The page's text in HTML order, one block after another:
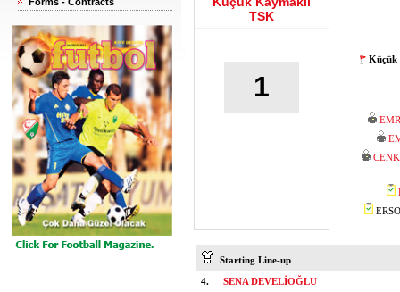
TSK
1
Küçük
Starting Line-up
4.
SENA DEVELİOĞLU